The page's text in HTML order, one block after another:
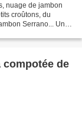
nuage de jambon
croûtons, du
Serrano... Une
compotée de